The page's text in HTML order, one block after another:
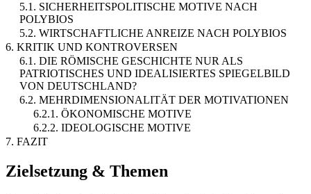
5.1. SICHERHEITSPOLITISCHE MOTIVE NACH
POLYBIOS
5.2. WIRTSCHAFTLICHE ANREIZE NACH POLYBIOS
6. KRITIK UND KONTROVERSEN
6.1. DIE RÖMISCHE GESCHICHTE NUR ALS
PATRIOTISCHES UND IDEALISIERTES SPIEGELBILD
VON DEUTSCHLAND?
6.2. MEHRDIMENSIONALITÄT DER MOTIVATIONEN
6.2.1. ÖKONOMISCHE MOTIVE
6.2.2. IDEOLOGISCHE MOTIVE
7. FAZIT
Zielsetzung & Themen